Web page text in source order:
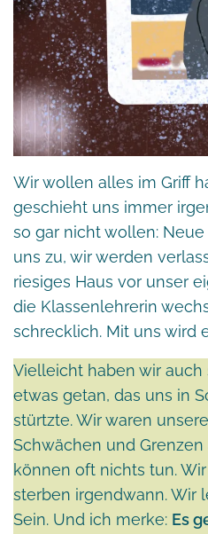
Wir wollen alles im Griff
geschieht uns immer
so gar nicht wollen:
uns zu, wir werden
riesiges Haus vor unser
die Klassenlehrerin
schrecklich. Mit uns wird
Vielleicht haben wir
etwas getan, das uns in
stürtzte. Wir waren
Schwächen und
können oft nichts tun.
sterben irgendwann. Wir
Sein. Und ich merke: Es